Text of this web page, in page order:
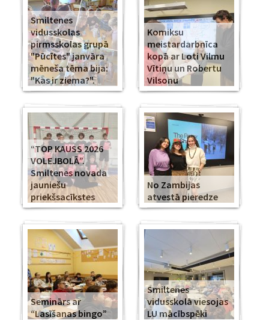
Smiltenes
vidusskolas
pirmsskolas grupā
"Pūcītes" janvāra
mēneša tēma bija:
"Kas ir ziema?".
Komiksu
meistardarbnīca
kopā ar Loti Vilmu
Vītiņu un Robertu
Vilsonu
“TOP KAUSS 2026
VOLEJBOLĀ”.
Smiltenes novada
jauniešu
priekšsacīkstes
No Zambijas
atvestā pieredze
Seminārs ar
“Lasīšanas bingo”
Smiltenes
vidusskolā viesojas
LU mācībspēki